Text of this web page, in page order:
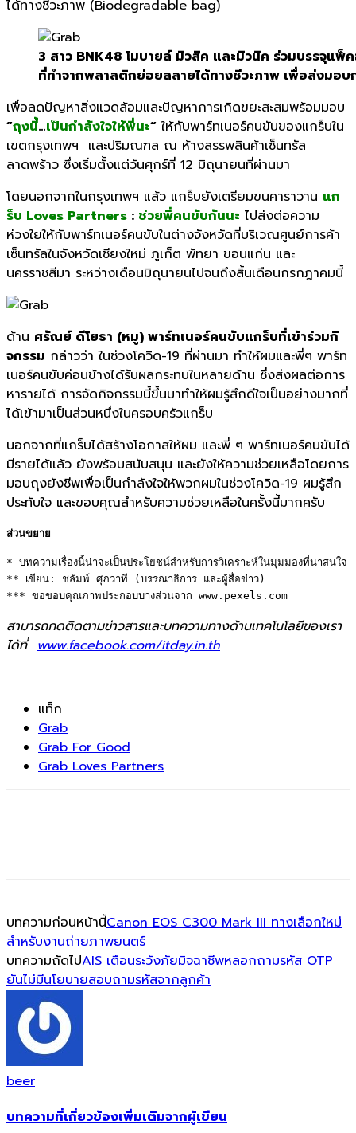
ได้ทางชีวะภาพ (Biodegradable bag)
3 สาว BNK48 โมบายล์ มิวสิค และมิวนิค ร่วมบรรจุแพ็
ที่ทำจากพลาสติกย่อยสลายได้ทางชีวะภาพ เพื่อส่งมอบ
เพื่อลดปัญหาสิ่งแวดล้อมและปัญหาการเกิดขยะสะสมพร้อมมอบ
“ถุงนี้…เป็นกำลังใจให้พี่นะ“ ให้กับพาร์ทเนอร์คนขับของแกร็บใน
เขตกรุงเทพฯ และปริมณฑล ณ ห้างสรรพสินค้าเซ็นทรัล
ลาดพร้าว ซึ่งเริ่มตั้งแต่วันศุกร์ที่ 12 มิถุนายนที่ผ่านมา
โดยนอกจากในกรุงเทพฯ แล้ว แกร็บยังเตรียมขนคาราวาน แก
ร็บ Loves Partners : ช่วยพี่คนขับกันนะ ไปส่งต่อความ
ห่วงใยให้กับพาร์ทเนอร์คนขับในต่างจังหวัดที่บริเวณศูนย์การค้า
เซ็นทรัลในจังหวัดเชียงใหม่ ภูเก็ต พัทยา ขอนแก่น และ
นครราชสีมา ระหว่างเดือนมิถุนายนไปจนถึงสิ้นเดือนกรกฎาคมนี้
ด้าน ศรัณย์ ดีโยธา (หมู) พาร์ทเนอร์คนขับแกร็บที่เข้าร่วมกิ
จกรรม กล่าวว่า ในช่วงโควิด-19 ที่ผ่านมา ทำให้ผมและพี่ๆ พาร์ท
เนอร์คนขับค่อนข้างได้รับผลกระทบในหลายด้าน ซึ่งส่งผลต่อการ
หารายได้ การจัดกิจกรรมนี้ขึ้นมาทำให้ผมรู้สึกดีใจเป็นอย่างมากที่
ได้เข้ามาเป็นส่วนหนึ่งในครอบครัวแกร็บ
นอกจากที่แกร็บได้สร้างโอกาสให้ผม และพี่ ๆ พาร์ทเนอร์คนขับได้
มีรายได้แล้ว ยังพร้อมสนับสนุน และยังให้ความช่วยเหลือโดยการ
มอบถุงยังชีพเพื่อเป็นกำลังใจให้พวกผมในช่วงโควิด-19 ผมรู้สึก
ประทับใจ และขอบคุณสำหรับความช่วยเหลือในครั้งนี้มากครับ
ส่วนขยาย
* บทความเรื่องนี้น่าจะเป็นประโยชน์สำหรับการวิเคราะห์ในมุมมองที่น่าสนใจ
** เขียน: ชลัมพ์ ศุภวาที (บรรณาธิการ และผู้สื่อข่าว)
*** ขอขอบคุณภาพประกอบบางส่วนจาก www.pexels.com
สามารถกดติดตามข่าวสารและบทความทางด้านเทคโนโลยีของเรา
ได้ที่ www.facebook.com/itday.in.th
แท็ก
Grab
Grab For Good
Grab Loves Partners
บทความก่อนหน้านี้Canon EOS C300 Mark III ทางเลือกใหม่
สำหรับงานถ่ายภาพยนตร์
บทความถัดไปAIS เตือนระวังภัยมิจฉาชีพหลอกถามรหัส OTP
ยันไม่มีนโยบายสอบถามรหัสจากลูกค้า
beer
บทความที่เกี่ยวข้องเพิ่มเติมจากผู้เขียน